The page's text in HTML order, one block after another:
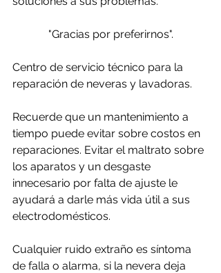
"Gracias por preferirnos".
Centro de servicio técnico para la
reparación de neveras y lavadoras.
Recuerde que un mantenimiento a
tiempo puede evitar sobre costos en
reparaciones. Evitar el maltrato sobre
los aparatos y un desgaste
innecesario por falta de ajuste le
ayudará a darle más vida útil a sus
electrodomésticos.
Cualquier ruido extraño es síntoma
de falla o alarma, si la nevera deja